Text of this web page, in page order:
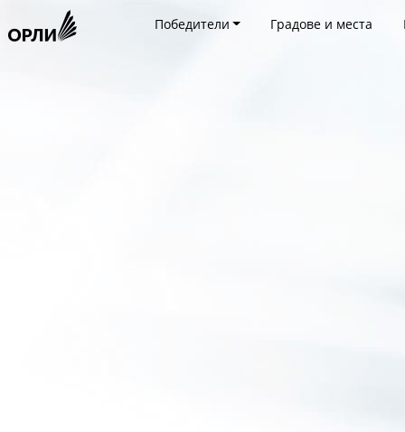
Победители Градове и места